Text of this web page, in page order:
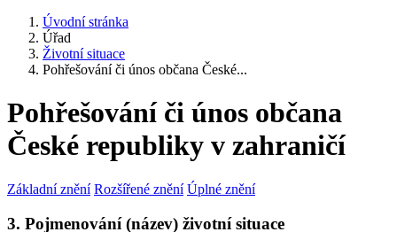
Úvodní stránka
Úřad
Životní situace
Pohřešování či únos občana České...
Pohřešování či únos občana
České republiky v zahraničí
Základní znění Rozšířené znění Úplné znění
3. Pojmenování (název) životní situace